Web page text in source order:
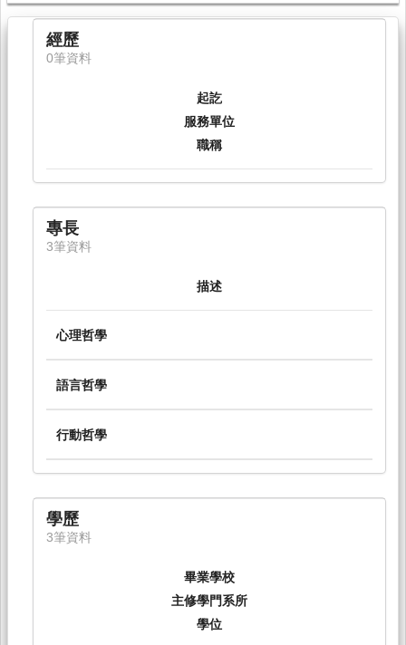
經歷
0筆資料
起訖
服務單位
職稱
專長
3筆資料
描述
心理哲學
語言哲學
行動哲學
學歷
3筆資料
畢業學校
主修學門系所
學位